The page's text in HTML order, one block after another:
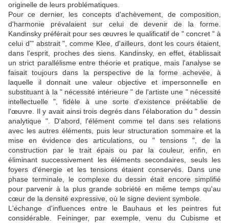
originelle de leurs problématiques.
Pour ce dernier, les concepts d'achèvement, de composition,
d'harmonie prévalaient sur celui de devenir de la forme.
Kandinsky préférait pour ses œuvres le qualificatif de " concret " à
celui d'" abstrait ", comme Klee, d'ailleurs, dont les cours étaient,
dans l'esprit, proches des siens. Kandinsky, en effet, établissait
un strict parallélisme entre théorie et pratique, mais l'analyse se
faisait toujours dans la perspective de la forme achevée, à
laquelle il donnait une valeur objective et impersonnelle en
substituant à la " nécessité intérieure " de l'artiste une " nécessité
intellectuelle ", fidèle à une sorte d'existence préétablie de
l'œuvre. Il y avait ainsi trois degrés dans l'élaboration du " dessin
analytique ". D'abord, l'élément comme tel dans ses relations
avec les autres éléments, puis leur structuration sommaire et la
mise en évidence des articulations, ou " tensions ", de la
construction par le trait épais ou par la couleur, enfin, en
éliminant successivement les éléments secondaires, seuls les
foyers d'énergie et les tensions étaient conservés. Dans une
phase terminale, le complexe du dessin était encore simplifié
pour parvenir à la plus grande sobriété en même temps qu'au
cœur de la densité expressive, où le signe devient symbole.
L'échange d'influences entre le Bauhaus et les peintres fut
considérable. Feininger, par exemple, venu du Cubisme et